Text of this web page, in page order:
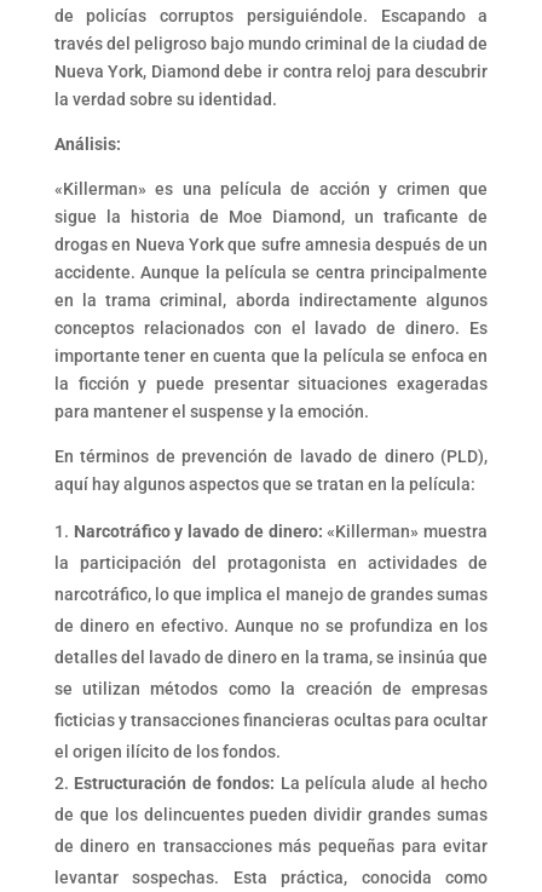
de policías corruptos persiguiéndole. Escapando a
través del peligroso bajo mundo criminal de la ciudad de
Nueva York, Diamond debe ir contra reloj para descubrir
la verdad sobre su identidad.
Análisis:
«Killerman» es una película de acción y crimen que
sigue la historia de Moe Diamond, un traficante de
drogas en Nueva York que sufre amnesia después de un
accidente. Aunque la película se centra principalmente
en la trama criminal, aborda indirectamente algunos
conceptos relacionados con el lavado de dinero. Es
importante tener en cuenta que la película se enfoca en
la ficción y puede presentar situaciones exageradas
para mantener el suspense y la emoción.
En términos de prevención de lavado de dinero (PLD),
aquí hay algunos aspectos que se tratan en la película:
Narcotráfico y lavado de dinero:«Killerman» muestra
la participación del protagonista en actividades de
narcotráfico, lo que implica el manejo de grandes sumas
de dinero en efectivo. Aunque no se profundiza en los
detalles del lavado de dinero en la trama, se insinúa que
se utilizan métodos como la creación de empresas
ficticias y transacciones financieras ocultas para ocultar
el origen ilícito de los fondos.
Estructuración de fondos: La película alude al hecho
de que los delincuentes pueden dividir grandes sumas
de dinero en transacciones más pequeñas para evitar
levantar sospechas. Esta práctica, conocida como